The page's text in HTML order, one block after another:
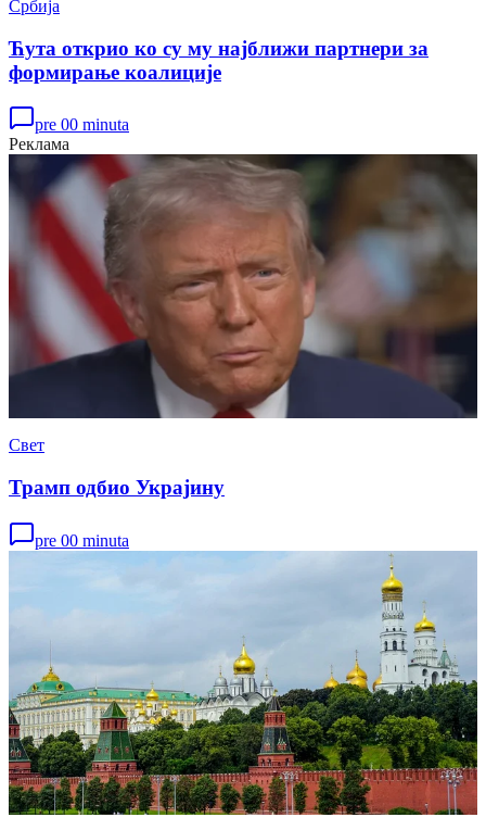
Србија
Ћута открио ко су му најближи партнери за
формирање коалиције
pre 00 minuta
Реклама
Свет
Трамп одбио Украјину
pre 00 minuta